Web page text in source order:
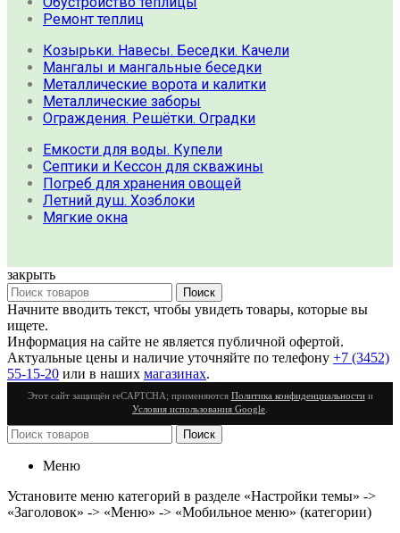
Ремонт теплиц
Козырьки. Навесы. Беседки. Качели
Мангалы и мангальные беседки
Металлические ворота и калитки
Металлические заборы
Ограждения. Решётки. Оградки
Емкости для воды. Купели
Септики и Кессон для скважины
Погреб для хранения овощей
Летний душ. Хозблоки
Мягкие окна
закрыть
Поиск
Начните вводить текст, чтобы увидеть товары, которые вы
ищете.
Информация на сайте не является публичной офертой.
Актуальные цены и наличие уточняйте по телефону +7 (3452)
55-15-20 или в наших магазинах.
Этот сайт защищён reCAPTCHA; применяются Политика конфиденциальностии
Условия использования Google
Поиск
Меню
Установите меню категорий в разделе «Настройки темы» ->
«Заголовок» -> «Меню» -> «Мобильное меню» (категории)